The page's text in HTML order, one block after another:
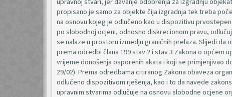
propisano je samo za objekte čija izgradnja tek treba
na osnovu kojeg je odlučeno kao u dispozitivu
po slobodnoj ocjeni, odnosno diskrecionom pravu,
se nalaze u prostoru izmedju graničnih prelaza. Slijedi
prema odredbi člana 199 stav 2 i stav 3 Zakona o općem
vrijeme donošenja osporenih akata i koji se primjenjivao
29/02). Prema odredbama citiranog Zakona obaveza
odlučeno dispozitivom rješenja, kao i to da navede
upravnim stvarima odlučuje na osnovu slobodne ocjene